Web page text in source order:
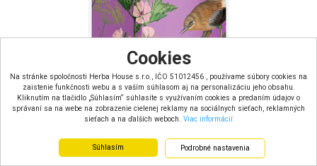
Cookies
Na stránke spoločnosti Herba House s.r.o., IČO 51012456 , používame súbory cookies na
zaistenie funkčnosti webu a s vaším súhlasom aj na personalizáciu jeho obsahu.
Kliknutím na tlačidlo „Súhlasím“ súhlasíte s využívaním cookies a predaním údajov o
správaní sa na webe na zobrazenie cielenej reklamy na sociálnych sieťach, reklamných
sieťach a na ďalších weboch. Viac informácií
Súhlasím Podrobné nastavenia
Herbária Greens of Daisy bylinná čajová zmes na trávenie a